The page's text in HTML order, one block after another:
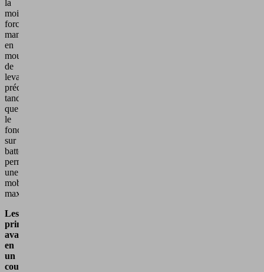
la
moindre
force
manuelle
en
mouvements
de
levage
précis,
tandis
que
le
fonctionnement
sur
batterie
permet
une
mobilité
maximale.
Les
principaux
avantages
en
un
coup